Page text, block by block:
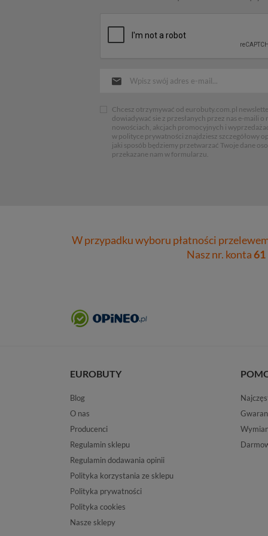
Chcesz otrzymywać od eurobuty.com.pl
dowiadywać sie z przesłanych przez nas e-maili o
nowościach, akcjach promocyjnych i
w polityce prywatności znajdziesz szczegółowy
jaki sposób będziemy przetwarzać Twoje dane
przekazane nam w formularzu.
W przypadku wyboru płatności
Nasz nr. konta61
EUROBUTY
Blog
O nas
Producenci
Regulamin sklepu
Regulamin dodawania opinii
Polityka korzystania ze sklepu
Polityka prywatności
Polityka cookies
Nasze sklepy